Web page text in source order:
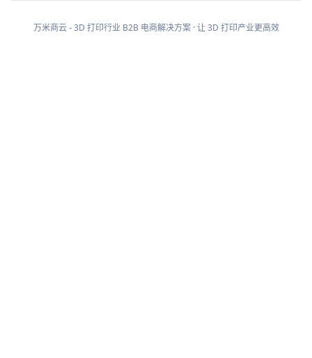
万米商云 - 3D 打印行业 B2B 电商解决方案 · 让 3D 打印产业更高效